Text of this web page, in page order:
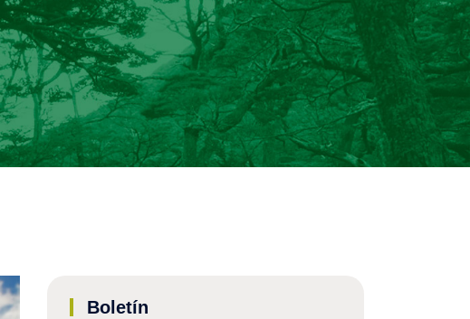
Boletín